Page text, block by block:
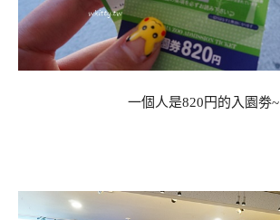
一個人是820円的入園劵~